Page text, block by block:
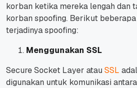
korban ketika mereka lengah dan
korban spoofing. Berikut
terjadinya spoofing:
Menggunakan SSL
Secure Socket Layer atau SSL
digunakan untuk komunikasi